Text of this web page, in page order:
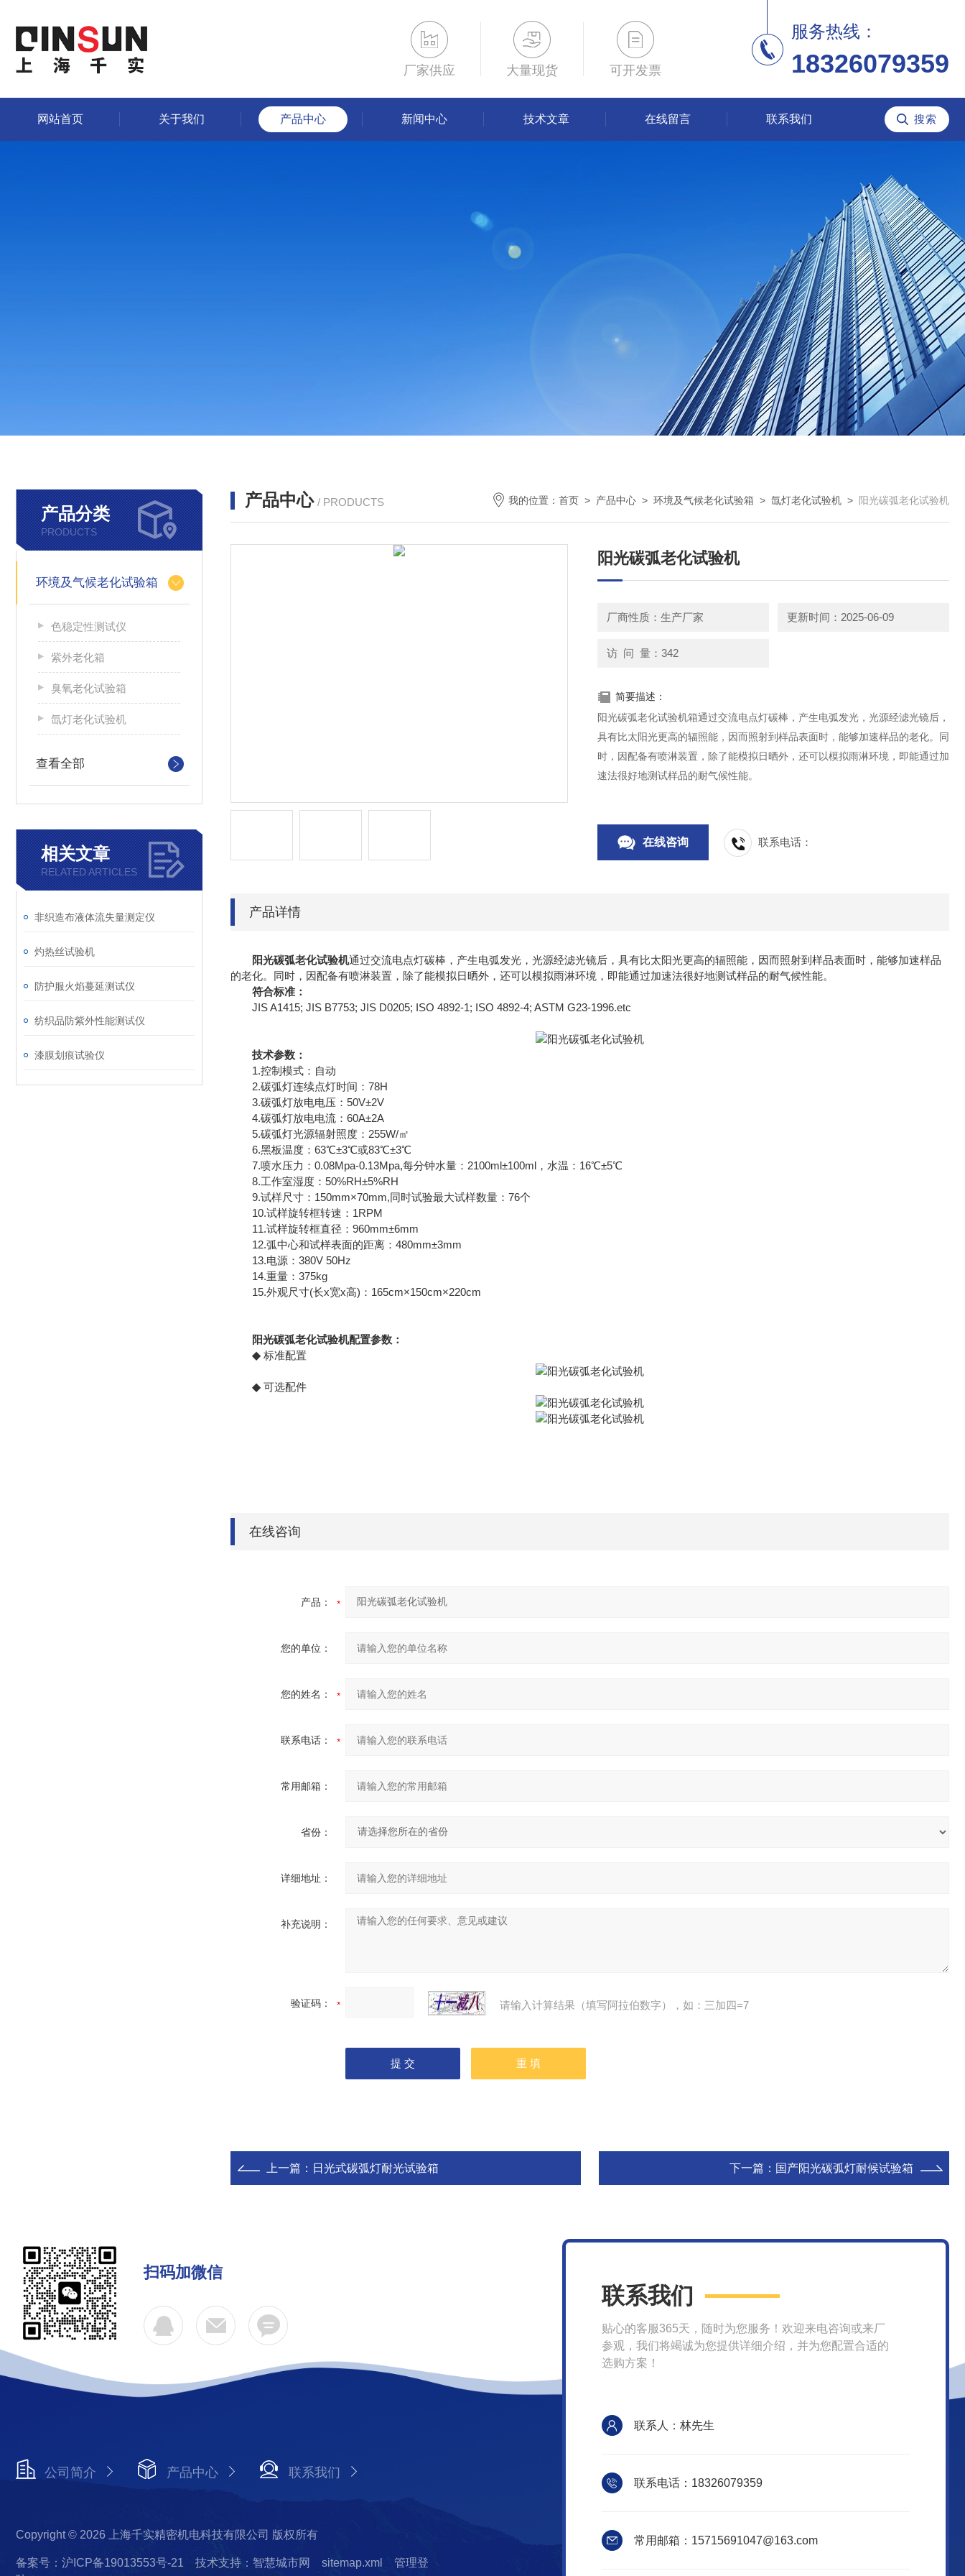
厂家供应 大量现货 可开发票
服务热线：
18326079359
网站首页 关于我们 产品中心 新闻中心 技术文章 在线留言 联系我们
产品分类
PRODUCTS
环境及气候老化试验箱
色稳定性测试仪
紫外老化箱
臭氧老化试验箱
氙灯老化试验机
查看全部
相关文章
RELATED ARTICLES
非织造布液体流失量测定仪
灼热丝试验机
防护服火焰蔓延测试仪
纺织品防紫外性能测试仪
漆膜划痕试验仪
产品中心 / PRODUCTS 我的位置： 首页 > 产品中心 > 环境及气候老化试验箱 > 氙灯老化试验机 > 阳光碳弧老化试验机
阳光碳弧老化试验机
厂商性质：生产厂家 更新时间：2025-06-09
访 问 量：342
简要描述：
阳光碳弧老化试验机箱通过交流电点灯碳棒，产生电弧发光，光源经滤光镜后，
具有比太阳光更高的辐照能，因而照射到样品表面时，能够加速样品的老化。同
时，因配备有喷淋装置，除了能模拟日晒外，还可以模拟雨淋环境，即能通过加
速法很好地测试样品的耐气候性能。
在线咨询 联系电话：
产品详情
阳光碳弧老化试验机通过交流电点灯碳棒，产生电弧发光，光源经滤光镜后，具有比太阳光更高的辐照能，因而照射到样品表面时，能够加速样品
的老化。同时，因配备有喷淋装置，除了能模拟日晒外，还可以模拟雨淋环境，即能通过加速法很好地测试样品的耐气候性能。
符合标准：
JIS A1415; JIS B7753; JIS D0205; ISO 4892-1; ISO 4892-4; ASTM G23-1996.etc
技术参数：
1.控制模式：自动
2.碳弧灯连续点灯时间：78H
3.碳弧灯放电电压：50V±2V
4.碳弧灯放电电流：60A±2A
5.碳弧灯光源辐射照度：255W/㎡
6.黑板温度：63℃±3℃或83℃±3℃
7.喷水压力：0.08Mpa-0.13Mpa,每分钟水量：2100ml±100ml，水温：16℃±5℃
8.工作室湿度：50%RH±5%RH
9.试样尺寸：150mm×70mm,同时试验最大试样数量：76个
10.试样旋转框转速：1RPM
11.试样旋转框直径：960mm±6mm
12.弧中心和试样表面的距离：480mm±3mm
13.电源：380V 50Hz
14.重量：375kg
15.外观尺寸(长x宽x高)：165cm×150cm×220cm
阳光碳弧老化试验机配置参数：
◆ 标准配置
◆ 可选配件
在线咨询
产品：
您的单位：
您的姓名：
联系电话：
常用邮箱：
省份：
详细地址：
补充说明：
验证码： 请输入计算结果（填写阿拉伯数字），如：三加四=7
上一篇： 日光式碳弧灯耐光试验箱 下一篇： 国产阳光碳弧灯耐候试验箱
扫码加微信
公司简介 产品中心 联系我们
Copyright © 2026 上海千实精密机电科技有限公司 版权所有
备案号：沪ICP备19013553号-21 技术支持：智慧城市网 sitemap.xml
管理登
联系我们
贴心的客服365天，随时为您服务！欢迎来电咨询或来厂
参观，我们将竭诚为您提供详细介绍，并为您配置合适的
选购方案！
联系人：林先生
联系电话：18326079359
常用邮箱：15715691047@163.com